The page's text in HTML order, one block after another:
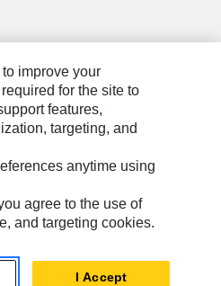
Tous droits réservés.
improve your
for the site to
features,
targeting, and
anytime using
agree to the use of
and targeting cookies.
I Accept